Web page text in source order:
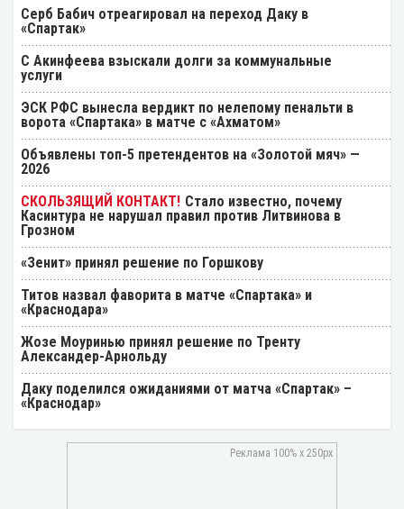
Серб Бабич отреагировал на переход Даку в
«Спартак»
С Акинфеева взыскали долги за коммунальные
услуги
ЭСК РФС вынесла вердикт по нелепому пенальти в
ворота «Спартака» в матче с «Ахматом»
Объявлены топ-5 претендентов на «Золотой мяч» —
2026
Стало известно, почему
Касинтура не нарушал правил против Литвинова в
Грозном
«Зенит» принял решение по Горшкову
Титов назвал фаворита в матче «Спартака» и
«Краснодара»
Жозе Моуринью принял решение по Тренту
Александер-Арнольду
Даку поделился ожиданиями от матча «Спартак» –
«Краснодар»